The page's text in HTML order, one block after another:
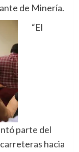
de Minería.
“El
parte del
hacia